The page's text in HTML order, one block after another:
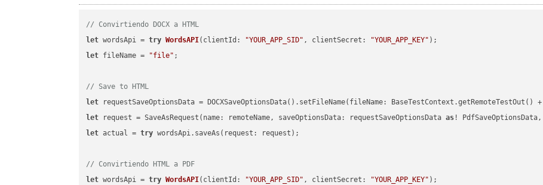
// Convirtiendo DOCX a HTML
let wordsApi = try WordsAPI( clientId: "YOUR_APP_SID" , clientSecret: "YOUR_APP_KEY" )
let fileName = "file" ;
// Save to HTML
let requestSaveOptionsData = DOCXSaveOptionsData().setFileName(fileName: BaseTestContext.getRemoteTestOut() +
let request = SaveAsRequest(name: remoteName, saveOptionsData: requestSaveOptionsData as
let actual = try wordsApi.saveAs(request: request);
// Convirtiendo HTML a PDF
let wordsApi = try WordsAPI( clientId: "YOUR_APP_SID" , clientSecret: "YOUR_APP_KEY" )